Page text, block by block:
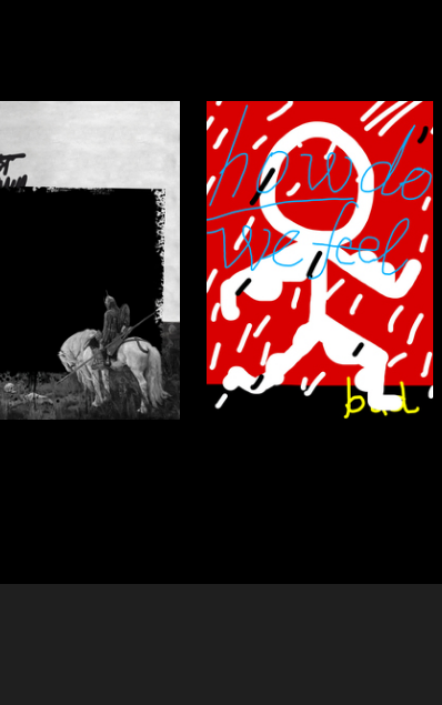
Saakyan 288 Аleksandr Lartsev 152